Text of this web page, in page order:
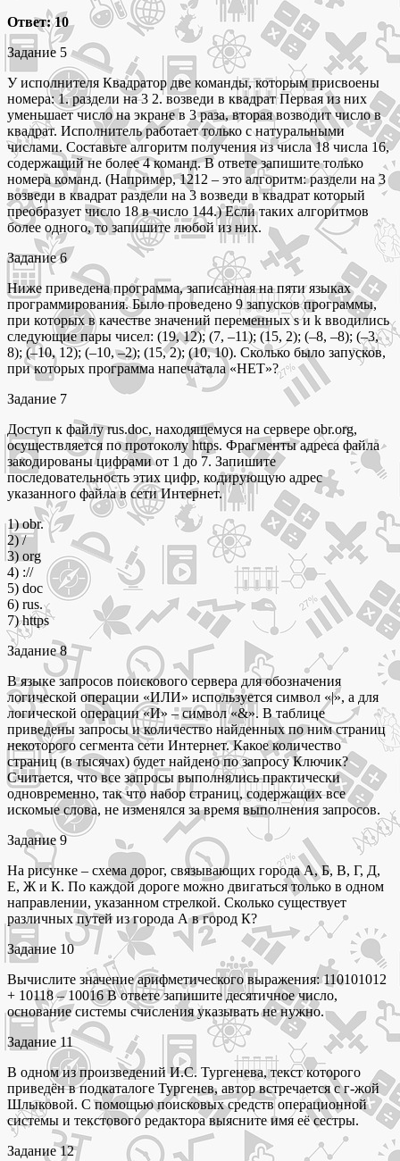
Ответ: 10
Задание 5
У исполнителя Квадратор две команды, которым присвоены
номера: 1. раздели на 3 2. возведи в квадрат Первая из них
уменьшает число на экране в 3 раза, вторая возводит число в
квадрат. Исполнитель работает только с натуральными
числами. Составьте алгоритм получения из числа 18 числа 16,
содержащий не более 4 команд. В ответе запишите только
номера команд. (Например, 1212 – это алгоритм: раздели на 3
возведи в квадрат раздели на 3 возведи в квадрат который
преобразует число 18 в число 144.) Если таких алгоритмов
более одного, то запишите любой из них.
Задание 6
Ниже приведена программа, записанная на пяти языках
программирования. Было проведено 9 запусков программы,
при которых в качестве значений переменных s и k вводились
следующие пары чисел: (19, 12); (7, –11); (15, 2); (–8, –8); (–3,
8); (–10, 12); (–10, –2); (15, 2); (10, 10). Сколько было запусков,
при которых программа напечатала «НЕТ»?
Задание 7
Доступ к файлу rus.doc, находящемуся на сервере obr.org,
осуществляется по протоколу https. Фрагменты адреса файла
закодированы цифрами от 1 до 7. Запишите
последовательность этих цифр, кодирующую адрес
указанного файла в сети Интернет.
1) obr.
2) /
3) org
4) ://
5) doc
6) rus.
7) https
Задание 8
В языке запросов поискового сервера для обозначения
логической операции «ИЛИ» используется символ «|», а для
логической операции «И» – символ «&». В таблице
приведены запросы и количество найденных по ним страниц
некоторого сегмента сети Интернет. Какое количество
страниц (в тысячах) будет найдено по запросу Ключик?
Считается, что все запросы выполнялись практически
одновременно, так что набор страниц, содержащих все
искомые слова, не изменялся за время выполнения запросов.
Задание 9
На рисунке – схема дорог, связывающих города А, Б, В, Г, Д,
Е, Ж и К. По каждой дороге можно двигаться только в одном
направлении, указанном стрелкой. Сколько существует
различных путей из города А в город К?
Задание 10
Вычислите значение арифметического выражения: 110101012
+ 10118 – 10016 В ответе запишите десятичное число,
основание системы счисления указывать не нужно.
Задание 11
В одном из произведений И.С. Тургенева, текст которого
приведён в подкаталоге Тургенев, автор встречается с г-жой
Шлыковой. С помощью поисковых средств операционной
системы и текстового редактора выясните имя её сестры.
Задание 12